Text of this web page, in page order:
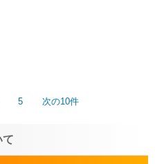
5 次の10件
て